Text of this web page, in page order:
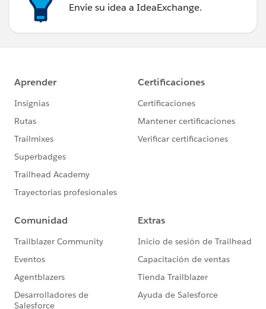
Envíe su idea a IdeaExchange.